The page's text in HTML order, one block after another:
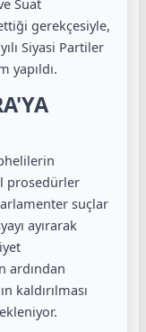
gerekçesiyle,
Siyasi Partiler
yapıldı.
prosedürler
suçlar
ayırarak
ardından
kaldırılması